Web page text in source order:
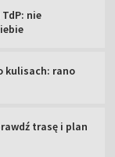
nie
kulisach: rano
trasę i plan